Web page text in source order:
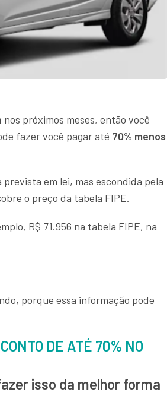
nos próximos meses, então você
fazer você pagar até 70% menos
em lei, mas escondida pela
o preço da tabela FIPE.
R$ 71.956 na tabela FIPE, na
porque essa informação pode
DE ATÉ 70% NO
isso da melhor forma